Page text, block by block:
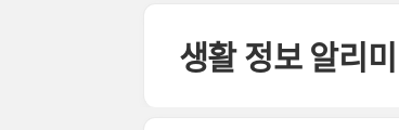
생활 정보 알리미